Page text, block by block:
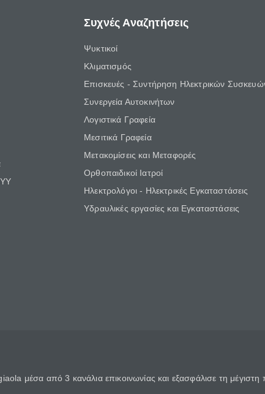
Συχνές Αναζητήσεις
Ψυκτικοί
Κλιματισμός
Επισκευές - Συντήρηση Ηλεκτρικών
Συνεργεία Αυτοκινήτων
Λογιστικά Γραφεία
Μεσιτικά Γραφεία
Μετακομίσεις και Μεταφορές
Ορθοπαιδικοί Ιατροί
Ηλεκτρολόγοι - Ηλεκτρικές Εγκαταστάσεις
Υδραυλικές εργασίες και Εγκαταστάσεις
μέσα από 3 κανάλια επικοινωνίας και εξασφάλισε τη